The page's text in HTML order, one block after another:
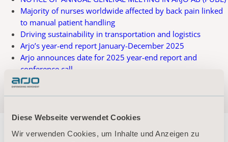
Diese Webseite verwendet Cookies
Wir verwenden Cookies, um Inhalte und Anzeigen zu
Majority of nurses worldwide affected by back pain linked
to manual patient handling
Driving sustainability in transportation and logistics
Arjo’s year-end report January-December 2025
Arjo announces date for 2025 year-end report and
conference call